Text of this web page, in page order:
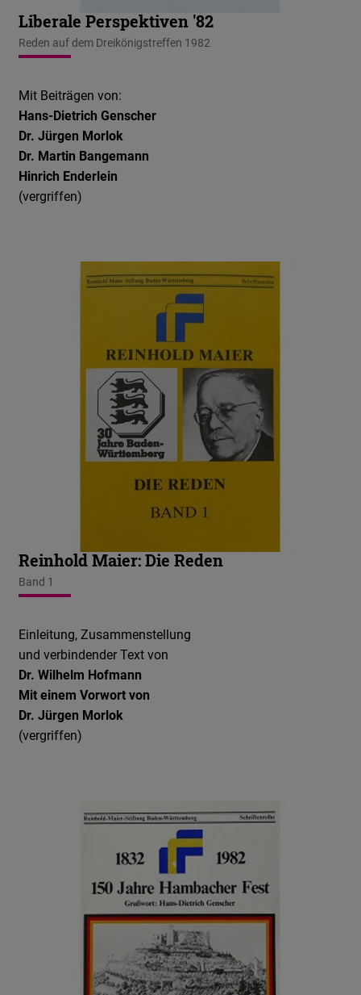
Liberale Perspektiven '82
Reden auf dem Dreikönigstreffen 1982
Mit Beiträgen von:
Hans-Dietrich Genscher
Dr. Jürgen Morlok
Dr. Martin Bangemann
Hinrich Enderlein
(vergriffen)
Reinhold Maier: Die Reden
Band 1
Einleitung, Zusammenstellung
und verbindender Text von
Dr. Wilhelm Hofmann
Mit einem Vorwort von
Dr. Jürgen Morlok
(vergriffen)